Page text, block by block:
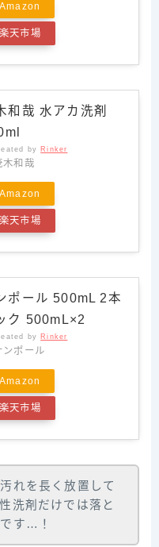
Amazon
楽天市場
和哉 水アカ洗剤
by Rinker
木和哉
Amazon
楽天市場
ポール 500mL 2本
ク 500mL×2
by Rinker
ンポール
Amazon
楽天市場
れを長く放置して
洗剤だけでは落と
す…！